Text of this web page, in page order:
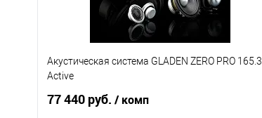
Акустическая система GLADEN ZERO PRO 165.3
Active
77 440 руб. / комп